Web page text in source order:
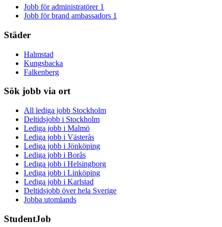
Jobb för administratörer 1
Jobb för brand ambassadors 1
Städer
Halmstad
Kungsbacka
Falkenberg
Sök jobb via ort
All lediga jobb Stockholm
Deltidsjobb i Stockholm
Lediga jobb i Malmö
Lediga jobb i Västerås
Lediga jobb i Jönköping
Lediga jobb i Borås
Lediga jobb i Helsingborg
Lediga jobb i Linköping
Lediga jobb i Karlstad
Deltidsjobb över hela Sverige
Jobba utomlands
StudentJob